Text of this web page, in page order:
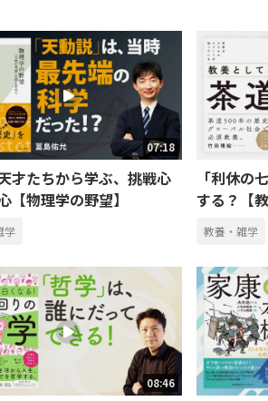
07:18
才たちから学ぶ、挑戦心
【物理学の野望】
学
「利休の
する？【
教養・雑学
08:46